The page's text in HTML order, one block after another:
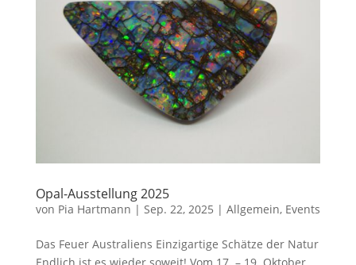
Opal-Ausstellung 2025
von Pia Hartmann | Sep. 22, 2025 | Allgemein, Events
Das Feuer Australiens Einzigartige Schätze der Natur